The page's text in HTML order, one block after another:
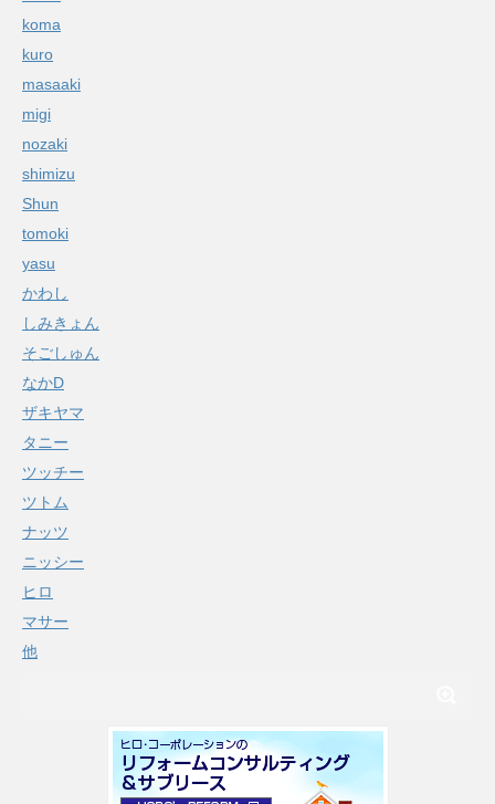
koma
kuro
masaaki
migi
nozaki
shimizu
Shun
tomoki
yasu
かわし
しみきょん
そごしゅん
なかD
ザキヤマ
タニー
ツッチー
ツトム
ナッツ
ニッシー
ヒロ
マサー
他